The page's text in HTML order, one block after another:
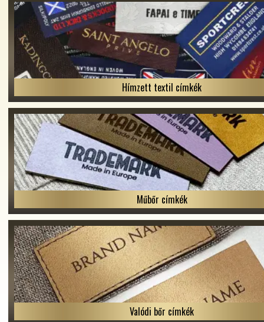
Hímzett textil címkék
Műbőr címkék
Valódi bőr címkék